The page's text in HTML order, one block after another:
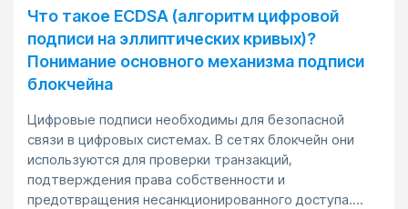
Что такое ECDSA (алгоритм цифровой
подписи на эллиптических кривых)?
Понимание основного механизма подписи
блокчейна
Цифровые подписи необходимы для безопасной
связи в цифровых системах. В сетях блокчейн они
используются для проверки транзакций,
подтверждения права собственности и
предотвращения несанкционированного доступа....